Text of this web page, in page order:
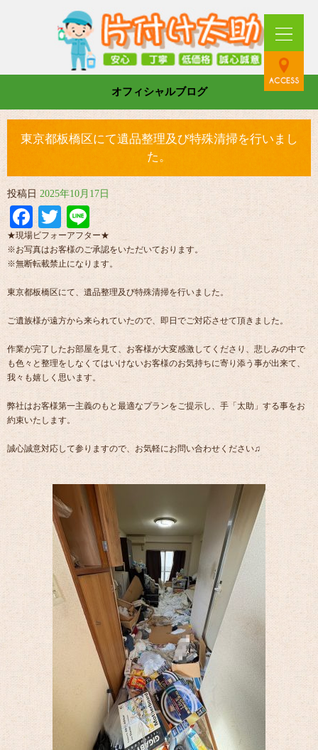
オフィシャルブログ
東京都板橋区にて遺品整理及び特殊清掃を行いまし
た。
投稿日 2025年10月17日
Facebook
Twitter
Line
★現場ビフォーアフター★
※お写真はお客様のご承認をいただいております。
※無断転載禁止になります。
東京都板橋区にて、遺品整理及び特殊清掃を行いました。
ご遺族様が遠方から来られていたので、即日でご対応させて頂きました。
作業が完了したお部屋を見て、お客様が大変感激してくださり、悲しみの中で
も色々と整理をしなくてはいけないお客様のお気持ちに寄り添う事が出来て、
我々も嬉しく思います。
弊社はお客様第一主義のもと最適なプランをご提示し、手「太助」する事をお
約束いたします。
誠心誠意対応して参りますので、お気軽にお問い合わせください♫